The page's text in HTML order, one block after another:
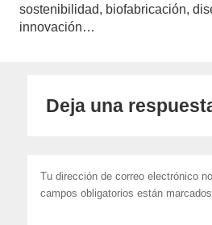
sostenibilidad, biofabricación,
innovación…
Deja una
Tu dirección de correo electrónico
campos obligatorios están